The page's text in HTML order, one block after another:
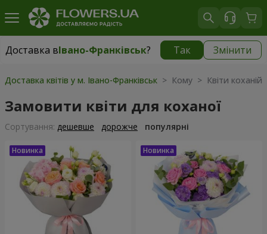
Доставка вІвано-Франківськ? Так Змінити
Доставка вІвано-Франківськ|безкоштовно
Доставка квітів у м. Івано-Франківськ > Кому > Квіти коханій
Замовити квіти для коханої
Сортування: дешевше дорожче популярні